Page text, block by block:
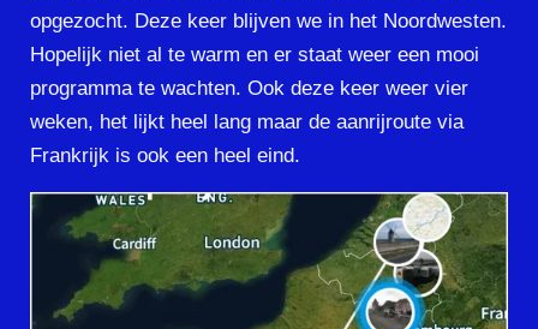
opgezocht. Deze keer blijven we in het Noordwesten.
Hopelijk niet al te warm en er staat weer een mooi
programma te wachten. Ook deze keer weer vier
weken, het lijkt heel lang maar de aanrijroute via
Frankrijk is ook een heel eind.